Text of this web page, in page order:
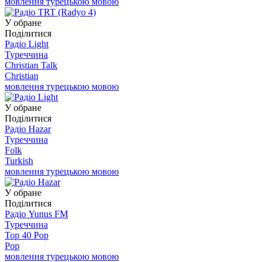
У обране
Поділитися
Радіо Light
Туреччина
Christian Talk
Christian
мовлення турецькою мовою
У обране
Поділитися
Радіо Hazar
Туреччина
Folk
Turkish
мовлення турецькою мовою
У обране
Поділитися
Радіо Yunus FM
Туреччина
Top 40 Pop
Pop
мовлення турецькою мовою